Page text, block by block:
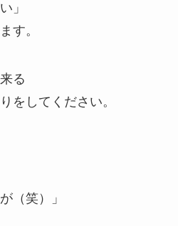
」
す。
る
をしてください。
（笑）」